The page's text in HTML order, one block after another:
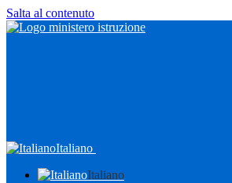
Salta al contenuto
Italiano
Italiano